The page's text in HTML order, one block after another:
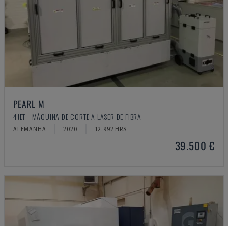
PEARL M
4JET - MÁQUINA DE CORTE A LASER DE FIBRA
ALEMANHA 2020 12.992 HRS
39.500 €